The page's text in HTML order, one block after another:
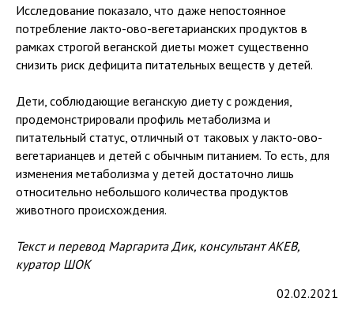
Исследование показало, что даже непостоянное
потребление лакто-ово-вегетарианских продуктов в
рамках строгой веганской диеты может существенно
снизить риск дефицита питательных веществ у детей.
Дети, соблюдающие веганскую диету с рождения,
продемонстрировали профиль метаболизма и
питательный статус, отличный от таковых у лакто-ово-
вегетарианцев и детей с обычным питанием. То есть, для
изменения метаболизма у детей достаточно лишь
относительно небольшого количества продуктов
животного происхождения.
Текст и перевод Маргарита Дик, консультант АКЕВ,
куратор ШОК
02.02.2021